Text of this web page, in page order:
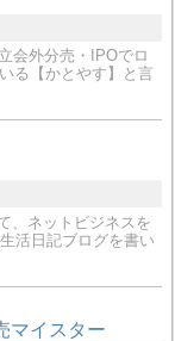
会外分売・IPOでロ
る【かとやす】と言
、ネットビジネスを
活日記ブログを書い
マイスター